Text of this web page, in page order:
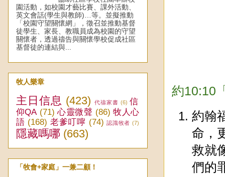
約10:10
約翰
命，
救就
們的
園活動，如校園才藝比賽、課外活動、
英文會話(學生與教師)…等。並擬推動
「校園守望關懷網」，徵召並推動基督
徒學生、家長、教職員成為校園的守望
關懷者，透過禱告與關懷學校促成社區
基督徒的連結與...
牧人樂章
主日信息 (423) 代禱家書 (6) 信
仰QA (71) 心靈微聲 (86) 牧人心
語 (168) 老爹叮嚀 (74) 認識牧者 (7)
隱藏嗎哪 (663)
「牧會+家庭」一兼二顧！